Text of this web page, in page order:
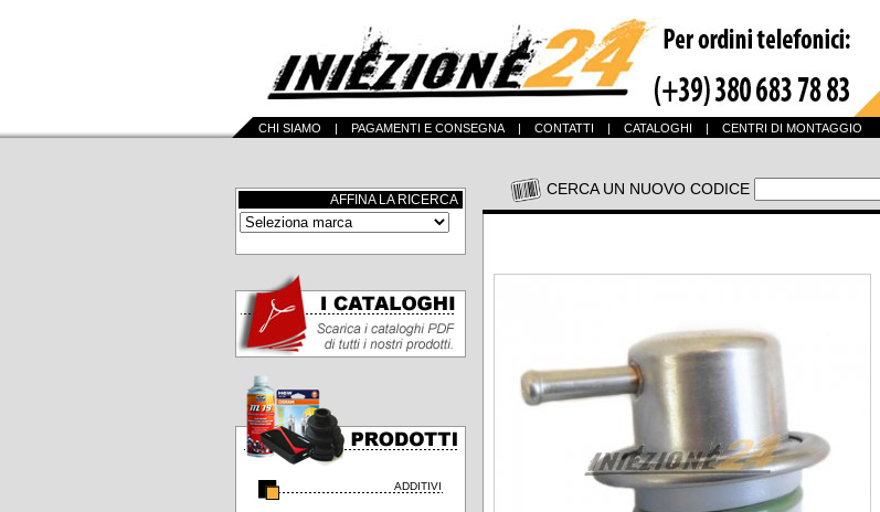
CHI SIAMO | PAGAMENTI E CONSEGNA| CONTATTI | CATALOGHI | CENTRI DI MONTAGGIO
AFFINA LA RICERCA
ADDITIVI
CERCA UN NUOVO CODICE